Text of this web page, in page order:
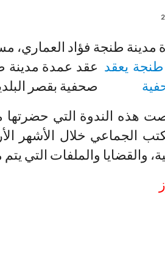
طنجة فؤاد العماري،
عقد عمدة مدينة
صحفية بقصر
هذه الندوة التي حضرتها
الجماعي خلال الأشهر
والقضايا والملفات التي يتم